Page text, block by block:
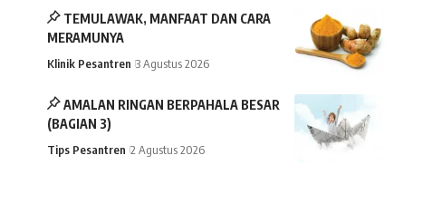
TEMULAWAK, MANFAAT DAN CARA
MERAMUNYA
Klinik Pesantren 3 Agustus 2026
AMALAN RINGAN BERPAHALA BESAR
(BAGIAN 3)
Tips Pesantren 2 Agustus 2026